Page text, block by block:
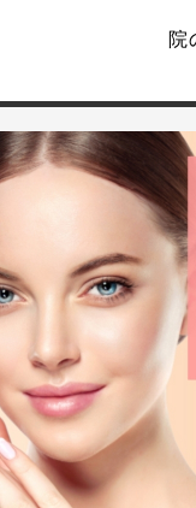
院